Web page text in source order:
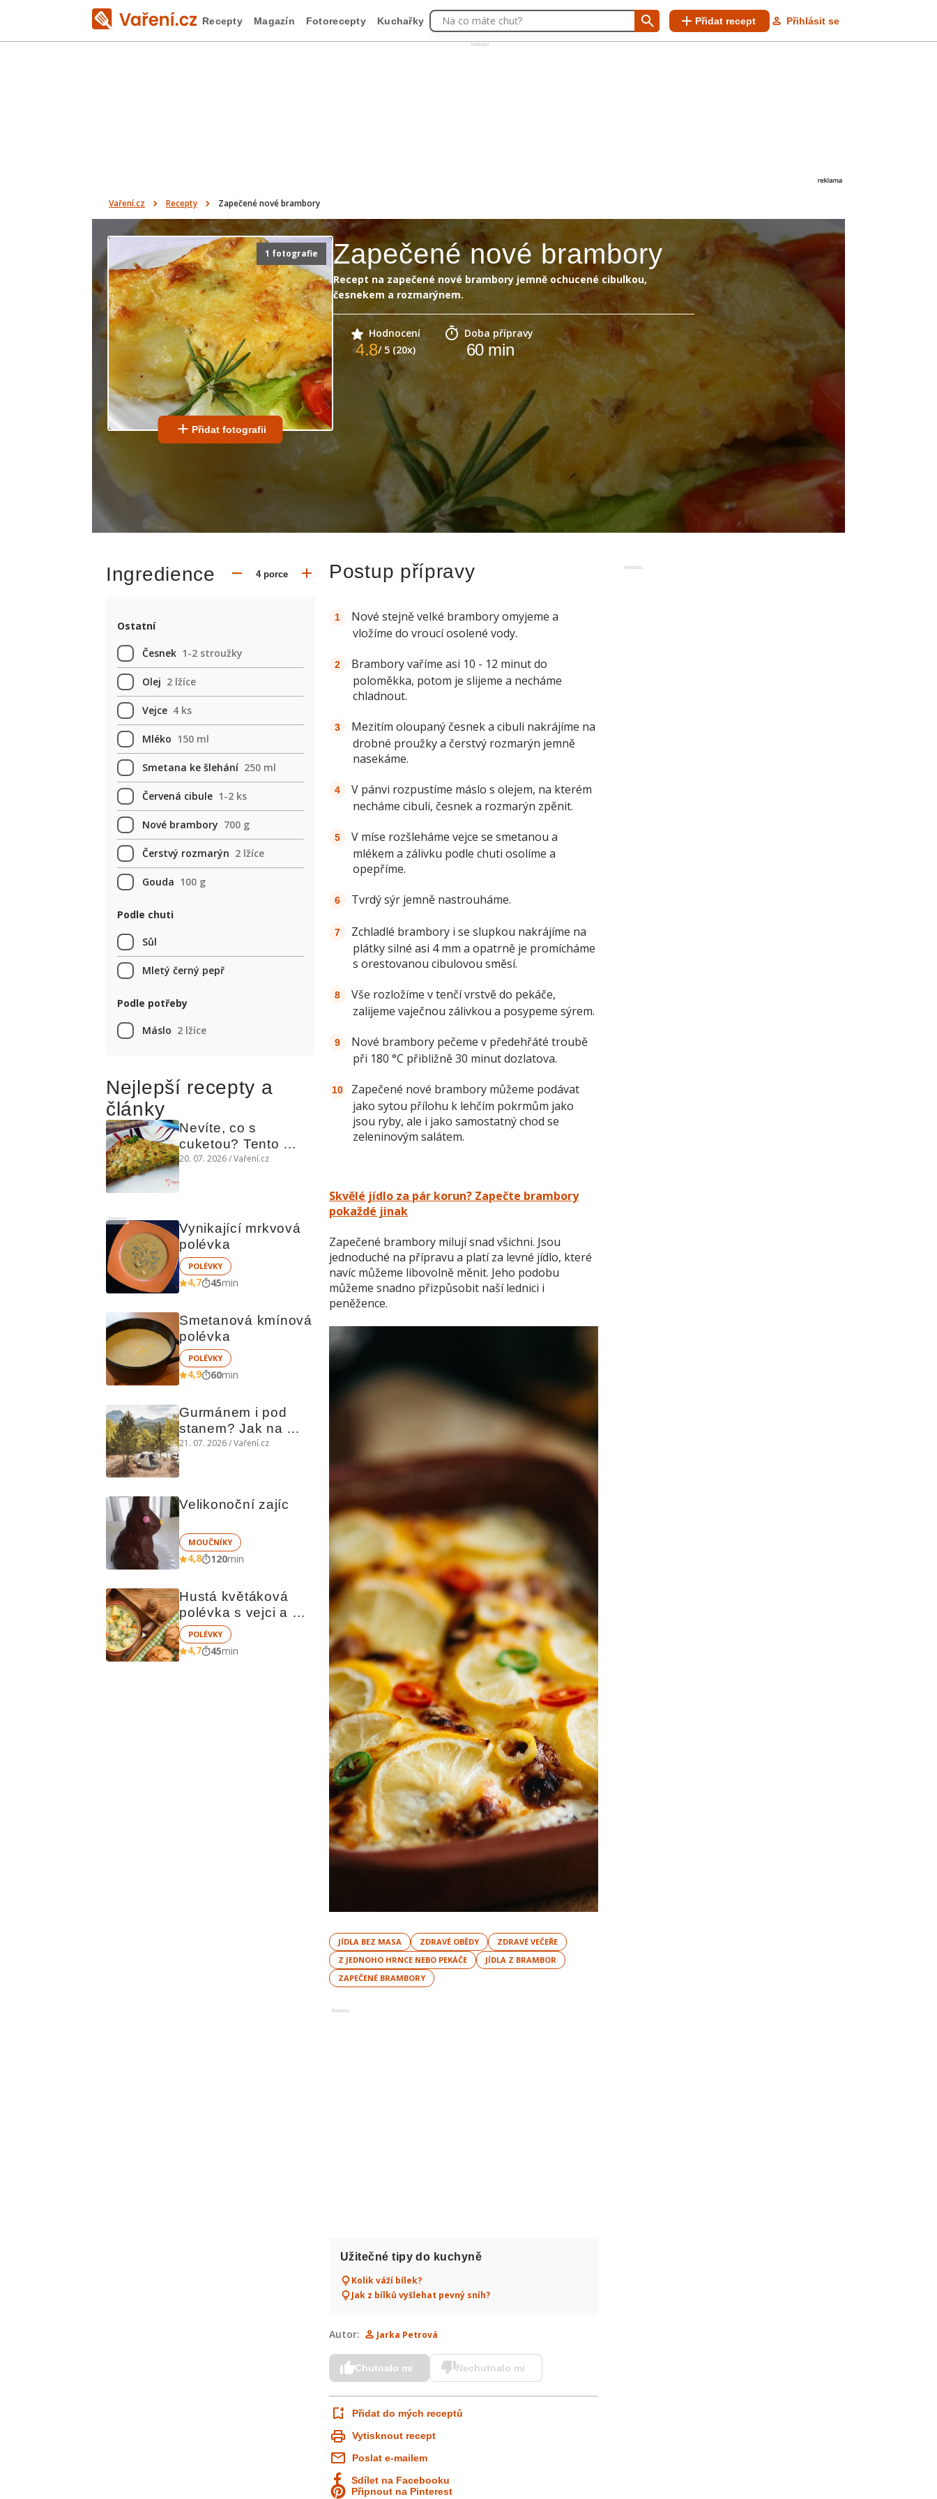
Reklama
Recepty Magazín Fotorecepty Kuchařky Na co máte chuť? Přidat recept Přihlásit se
Vaření.cz Recepty Zapečené nové brambory
1 fotografie
Přidat fotografii
Zapečené nové brambory
Recept na zapečené nové brambory jemně ochucené cibulkou,
česnekem a rozmarýnem.
Hodnocení
4.8/ 5 (20x)
Doba přípravy
60min
Reklama
Ingredience
Ostatní
Česnek 1-2 stroužky
Olej 2 lžíce
Vejce 4 ks
Mléko 150 ml
Smetana ke šlehání 250 ml
Červená cibule 1-2 ks
Nové brambory 700 g
Čerstvý rozmarýn 2 lžíce
Gouda 100 g
Podle chuti
Sůl
Mletý černý pepř
Podle potřeby
Máslo 2 lžíce
Nejlepší recepty a
články
Nevíte, co s
cuketou? Tento
levný slaný koláč
20. 07. 2026 / Vaření.cz
Reklama
Vynikající mrkvová
polévka
POLÉVKY
4,7 45min
Smetanová kmínová
polévka
POLÉVKY
4,9 60min
Gurmánem i pod
stanem? Jak na
polní kuchyni a na
21. 07. 2026 / Vaření.cz
Velikonoční zajíc
MOUČNÍKY
4,8 120min
Hustá květáková
polévka s vejci a
brambory
POLÉVKY
4,7 45min
Postup přípravy
Nové stejně velké brambory omyjeme a
vložíme do vroucí osolené vody.
Brambory vaříme asi 10 - 12 minut do
poloměkka, potom je slijeme a necháme
chladnout.
Mezitím oloupaný česnek a cibuli nakrájíme na
drobné proužky a čerstvý rozmarýn jemně
nasekáme.
V pánvi rozpustíme máslo s olejem, na kterém
necháme cibuli, česnek a rozmarýn zpěnit.
V míse rozšleháme vejce se smetanou a
mlékem a zálivku podle chuti osolíme a
opepříme.
Tvrdý sýr jemně nastrouháme.
Zchladlé brambory i se slupkou nakrájíme na
plátky silné asi 4 mm a opatrně je promícháme
s orestovanou cibulovou směsí.
Vše rozložíme v tenčí vrstvě do pekáče,
zalijeme vaječnou zálivkou a posypeme sýrem.
Nové brambory pečeme v předehřáté troubě
při 180 °C přibližně 30 minut dozlatova.
Zapečené nové brambory můžeme podávat
jako sytou přílohu k lehčím pokrmům jako
jsou ryby, ale i jako samostatný chod se
zeleninovým salátem.
Skvělé jídlo za pár korun? Zapečte brambory
pokaždé jinak
Zapečené brambory milují snad všichni. Jsou
jednoduché na přípravu a platí za levné jídlo, které
navíc můžeme libovolně měnit. Jeho podobu
můžeme snadno přizpůsobit naší lednici i
peněžence.
JÍDLA BEZ MASA ZDRAVÉ OBĚDY
ZDRAVÉ VEČEŘE
Z JEDNOHO HRNCE NEBO PEKÁČE
JÍDLA Z BRAMBOR
ZAPEČENÉ BRAMBORY
Reklama
Užitečné tipy do kuchyně
Kolik váží bílek?
Jak z bílků vyšlehat pevný sníh?
Autor: Jarka Petrová
Chutnalo mi Nechutnalo mi
Přidat do mých receptů
Vytisknout recept
Poslat e-mailem
Sdílet na Facebooku
Připnout na Pinterest